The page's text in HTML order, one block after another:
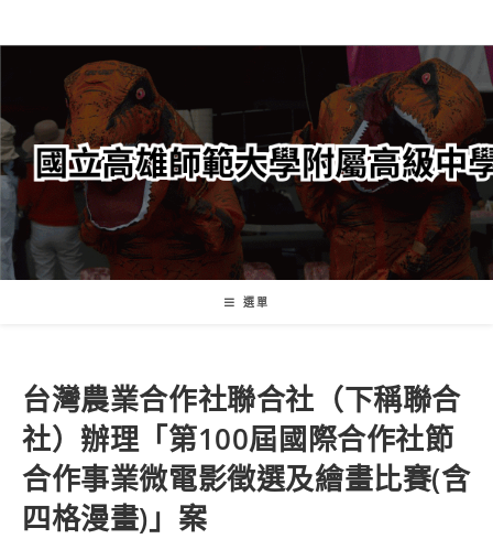
轉
要
內
容
選單
台灣農業合作社聯合社（下稱聯合
社）辦理「第100屆國際合作社節
合作事業微電影徵選及繪畫比賽(含
四格漫畫)」案